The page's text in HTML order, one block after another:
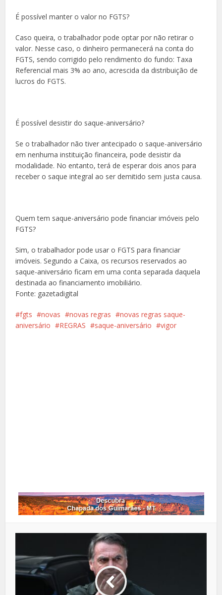
É possível manter o valor no FGTS?
Caso queira, o trabalhador pode optar por não retirar o
valor. Nesse caso, o dinheiro permanecerá na conta do
FGTS, sendo corrigido pelo rendimento do fundo: Taxa
Referencial mais 3% ao ano, acrescida da distribuição de
lucros do FGTS.
É possível desistir do saque-aniversário?
Se o trabalhador não tiver antecipado o saque-aniversário
em nenhuma instituição financeira, pode desistir da
modalidade. No entanto, terá de esperar dois anos para
receber o saque integral ao ser demitido sem justa causa.
Quem tem saque-aniversário pode financiar imóveis pelo
FGTS?
Sim, o trabalhador pode usar o FGTS para financiar
imóveis. Segundo a Caixa, os recursos reservados ao
saque-aniversário ficam em uma conta separada daquela
destinada ao financiamento imobiliário.
Fonte: gazetadigital
fgts novas novas regras
novas regras saque-
aniversário
REGRAS saque-aniversário vigor